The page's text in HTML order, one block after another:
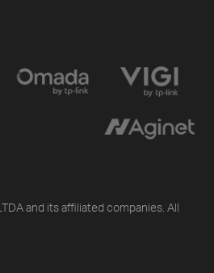
and its affiliated companies. All